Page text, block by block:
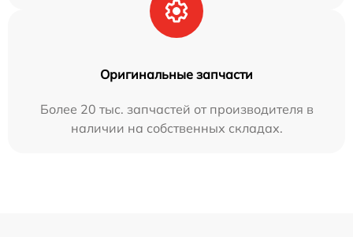
Оригинальные запчасти
Более 20 тыс. запчастей от производителя в
наличии на собственных складах.